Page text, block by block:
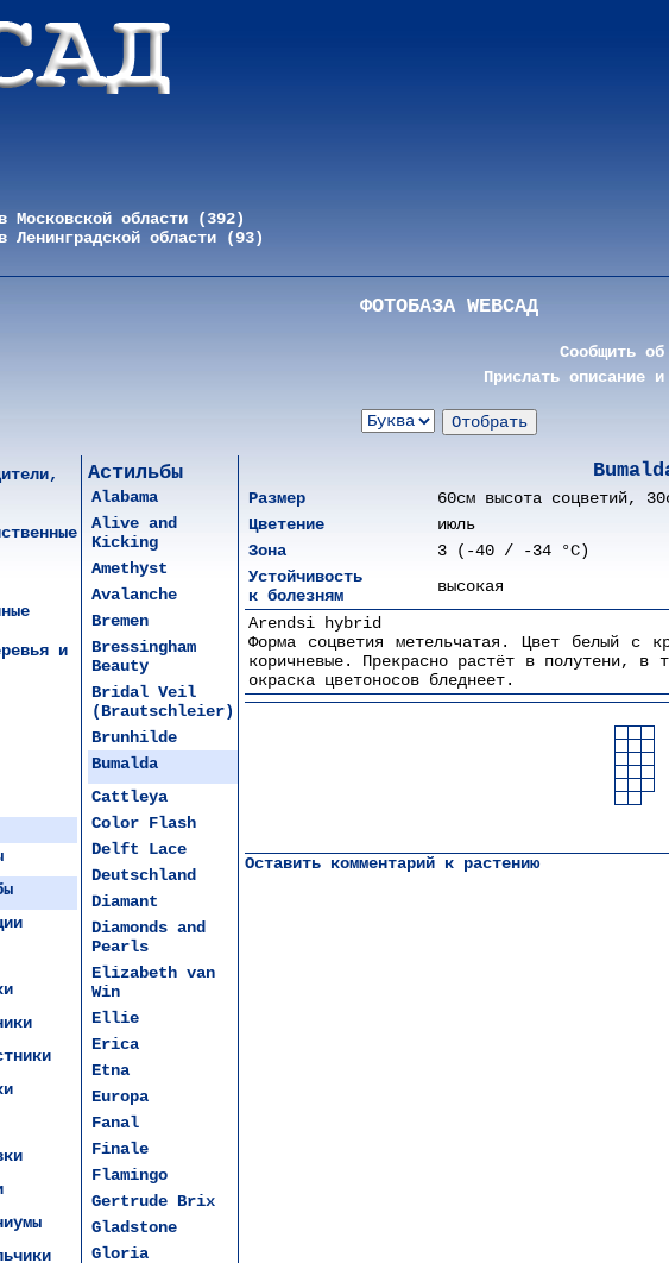
в Московской области (392)
Ленинградской области (93)
ФОТОБАЗА WEBСАД
Сообщить
Прислать описание
и
Астильбы
Alabama
Alive and
Kicking
Amethyst
Avalanche
Bremen
Bressingham
Beauty
Bridal Veil
(Brautschleier)
Brunhilde
Bumalda
Cattleya
Color Flash
Delft Lace
Deutschland
Diamant
Diamonds and
Pearls
Elizabeth van
Win
Ellie
Erica
Etna
Europa
Fanal
Finale
Flamingo
Gertrude Brix
Gladstone
Gloria
Размер
60cм высота соцветий,
Цветение
июль
Зона
3 (-40 / -34 °C)
Устойчивость
к болезням
высокая
Arendsi hybrid
Форма соцветия метельчатая. Цвет белый с
коричневые. Прекрасно растёт в полутени, в
окраска цветоносов бледнеет.
Оставить комментарий к растению